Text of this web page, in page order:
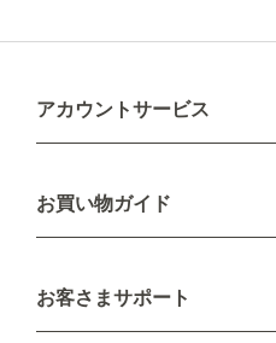
アカウントサービス
新規会員登録
お買い物ガイド
配送について
不良品・返品について
お客さまサポート